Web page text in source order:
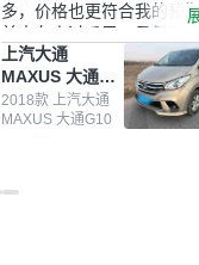
多，价格也更符合我的预
前卖车来过瓜子，虽然价格
成，但APP一直留着。瓜
是大平台，整体印象还好。
终买了一台上汽大通，18
车，公里数9万多，符合我
捷，其他平台的分期需要到
上汽大通
MAXUS 大通
G10
2018款 上汽大通
MAXUS 大通G10